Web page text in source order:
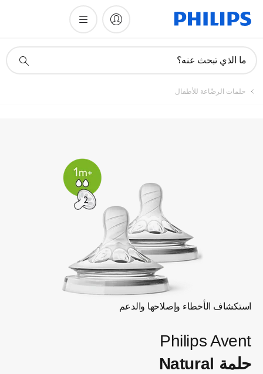
دعم
ما الذي تبحث عنه؟
حلمات الرضّاعة للأطفال
استكشاف الأخطاء وإصلاحها والدعم
Philips Avent
حلمة Natural